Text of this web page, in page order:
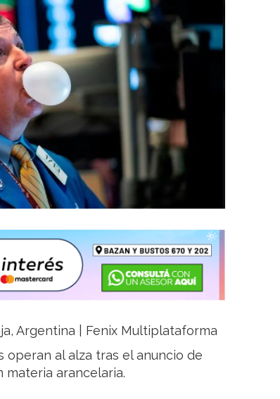
Argentina | Fenix Multiplataforma
al alza tras el anuncio de
materia arancelaria.